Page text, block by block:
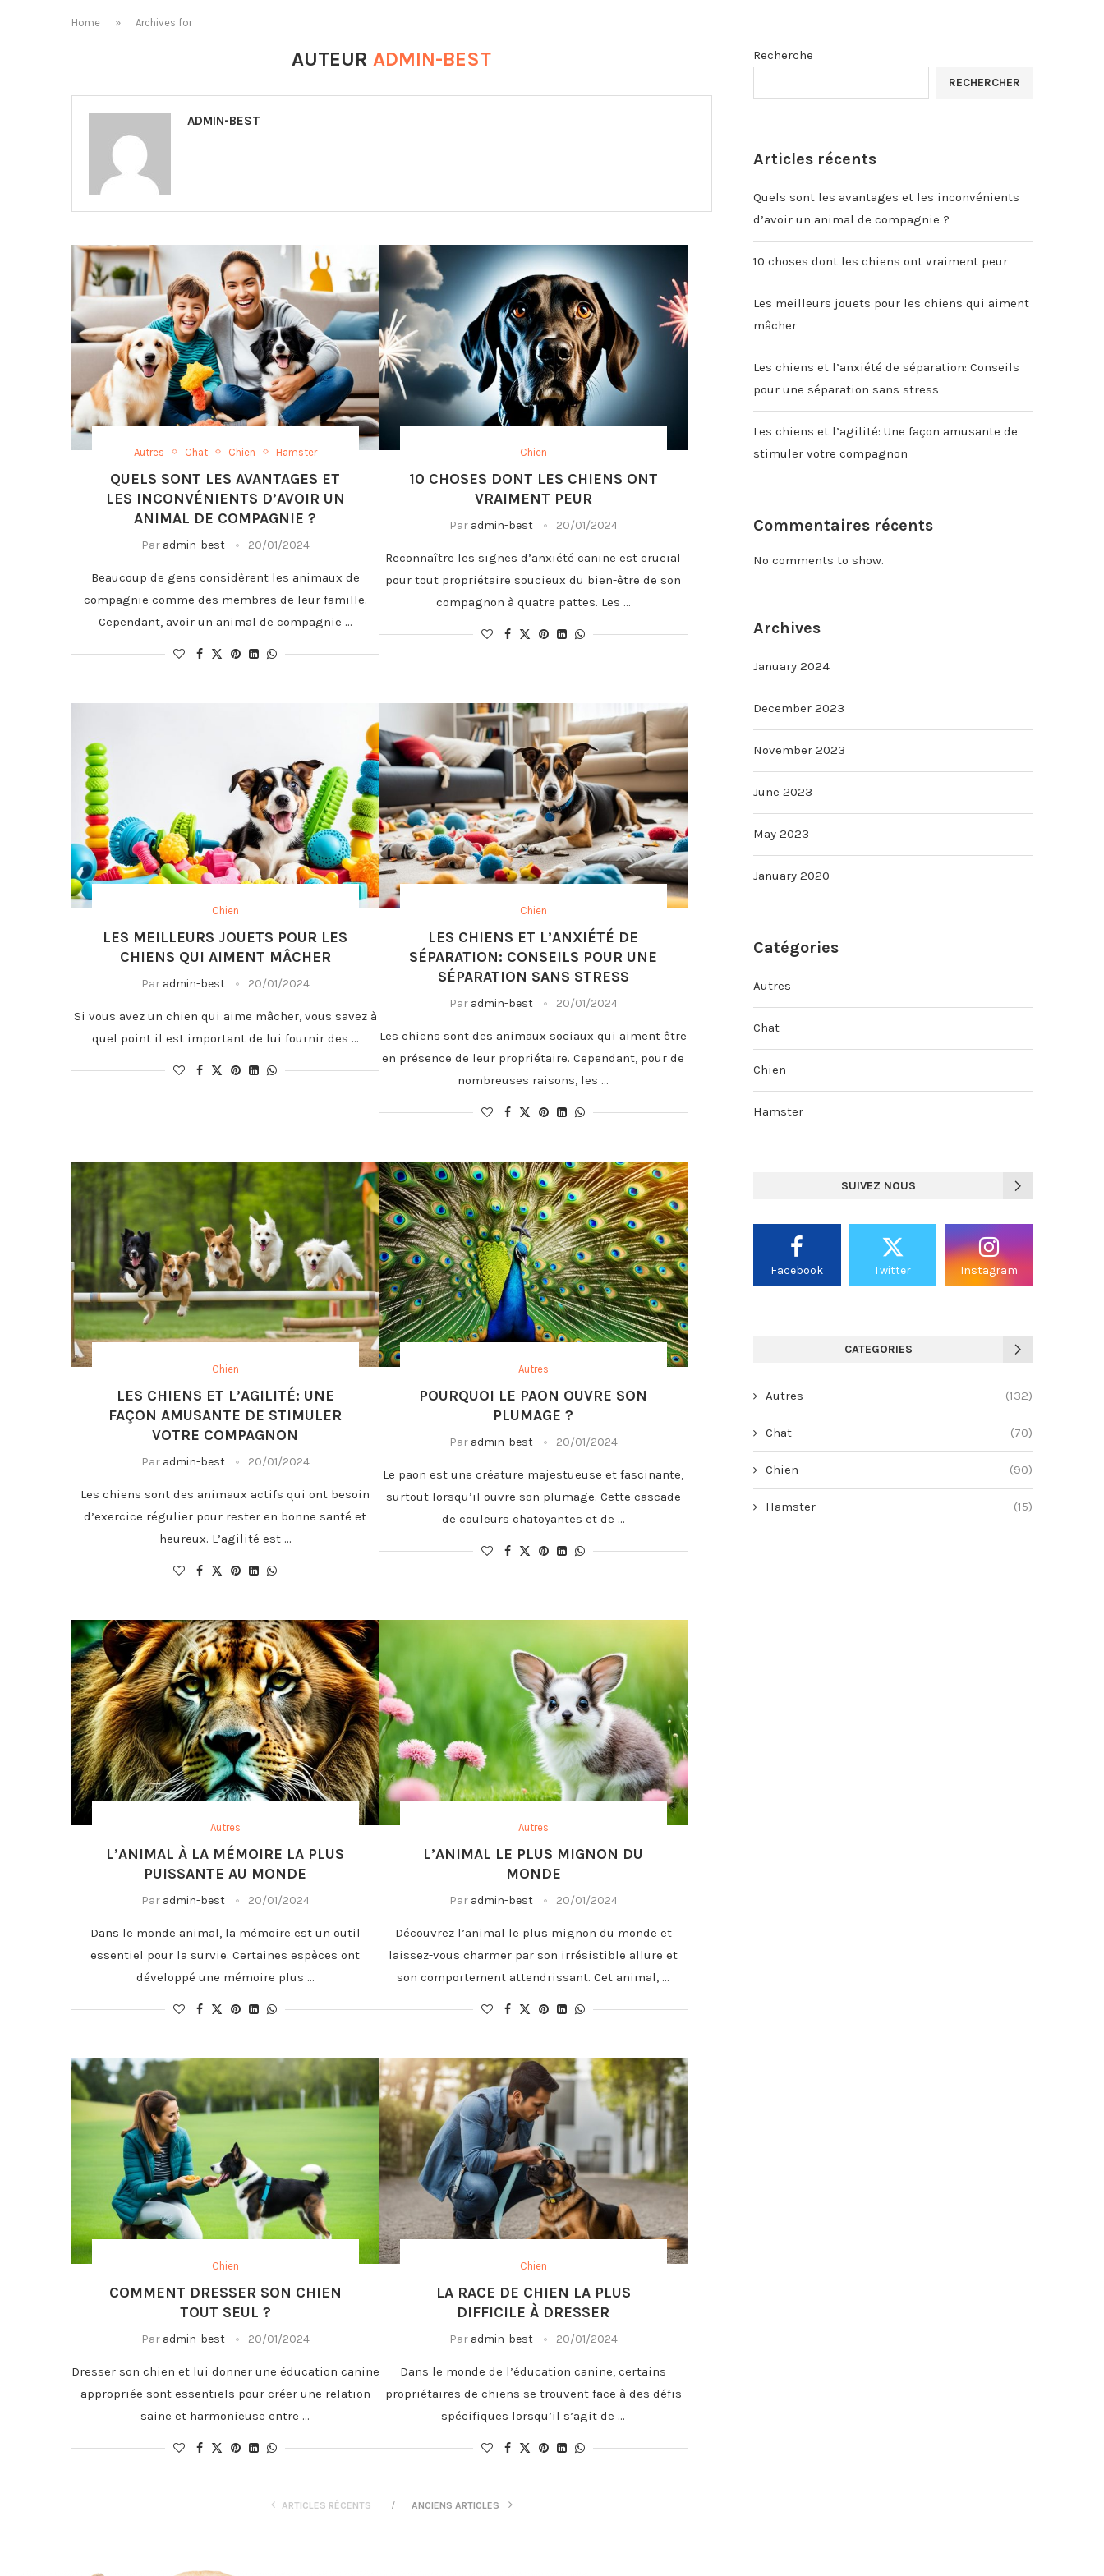
Home » Archives for
AUTEURADMIN-BEST
ADMIN-BEST
Autres Chat Chien Hamster
QUELS SONT LES AVANTAGES ET
LES INCONVÉNIENTS D’AVOIR UN
ANIMAL DE COMPAGNIE ?
Par admin-best 20/01/2024
Beaucoup de gens considèrent les animaux de
compagnie comme des membres de leur famille.
Cependant, avoir un animal de compagnie …
Chien
10 CHOSES DONT LES CHIENS ONT
VRAIMENT PEUR
Par admin-best 20/01/2024
Reconnaître les signes d’anxiété canine est crucial
pour tout propriétaire soucieux du bien-être de son
compagnon à quatre pattes. Les …
Chien
LES MEILLEURS JOUETS POUR LES
CHIENS QUI AIMENT MÂCHER
Par admin-best 20/01/2024
Si vous avez un chien qui aime mâcher, vous savez à
quel point il est important de lui fournir des …
Chien
LES CHIENS ET L’ANXIÉTÉ DE
SÉPARATION: CONSEILS POUR UNE
SÉPARATION SANS STRESS
Par admin-best 20/01/2024
Les chiens sont des animaux sociaux qui aiment être
en présence de leur propriétaire. Cependant, pour de
nombreuses raisons, les …
Chien
LES CHIENS ET L’AGILITÉ: UNE
FAÇON AMUSANTE DE STIMULER
VOTRE COMPAGNON
Par admin-best 20/01/2024
Les chiens sont des animaux actifs qui ont besoin
d’exercice régulier pour rester en bonne santé et
heureux. L’agilité est …
Autres
POURQUOI LE PAON OUVRE SON
PLUMAGE ?
Par admin-best 20/01/2024
Le paon est une créature majestueuse et fascinante,
surtout lorsqu’il ouvre son plumage. Cette cascade
de couleurs chatoyantes et de …
Autres
L’ANIMAL À LA MÉMOIRE LA PLUS
PUISSANTE AU MONDE
Par admin-best 20/01/2024
Dans le monde animal, la mémoire est un outil
essentiel pour la survie. Certaines espèces ont
développé une mémoire plus …
Autres
L’ANIMAL LE PLUS MIGNON DU
MONDE
Par admin-best 20/01/2024
Découvrez l’animal le plus mignon du monde et
laissez-vous charmer par son irrésistible allure et
son comportement attendrissant. Cet animal, …
Chien
COMMENT DRESSER SON CHIEN
TOUT SEUL ?
Par admin-best 20/01/2024
Dresser son chien et lui donner une éducation canine
appropriée sont essentiels pour créer une relation
saine et harmonieuse entre …
Chien
LA RACE DE CHIEN LA PLUS
DIFFICILE À DRESSER
Par admin-best 20/01/2024
Dans le monde de l’éducation canine, certains
propriétaires de chiens se trouvent face à des défis
spécifiques lorsqu’il s’agit de …
ARTICLES RÉCENTS ANCIENS ARTICLES
Recherche
RECHERCHER
Articles récents
Quels sont les avantages et les inconvénients
d’avoir un animal de compagnie ?
10 choses dont les chiens ont vraiment peur
Les meilleurs jouets pour les chiens qui aiment
mâcher
Les chiens et l’anxiété de séparation: Conseils
pour une séparation sans stress
Les chiens et l’agilité: Une façon amusante de
stimuler votre compagnon
Commentaires récents
No comments to show.
Archives
January 2024
December 2023
November 2023
June 2023
May 2023
January 2020
Catégories
Autres
Chat
Chien
Hamster
SUIVEZ NOUS
Facebook Twitter Instagram
CATEGORIES
Autres (132)
Chat (70)
Chien (90)
Hamster (15)